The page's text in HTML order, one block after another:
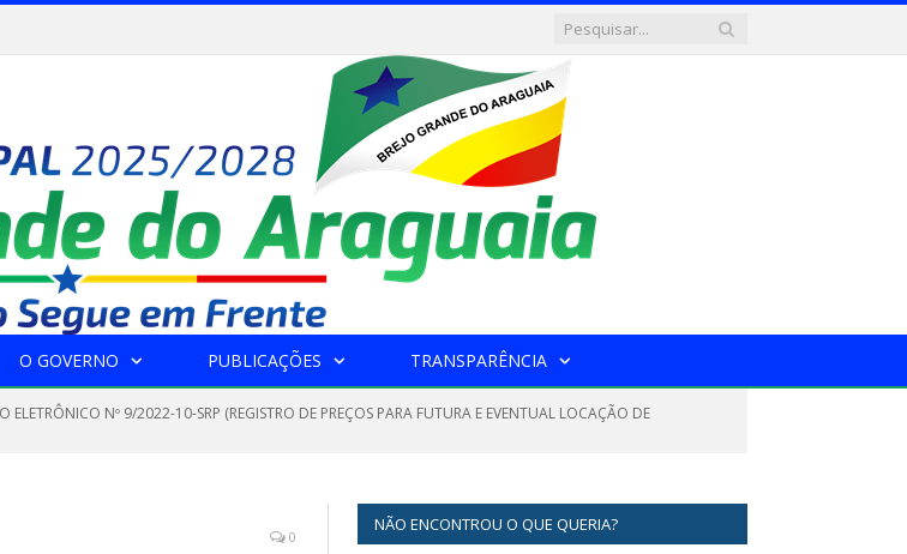
O GOVERNO PUBLICAÇÕES TRANSPARÊNCIA
ELETRÔNICO Nº 9/2022-10-SRP (REGISTRO DE PREÇOS PARA FUTURA E EVENTUAL LOCAÇÃO DE
0
NÃO ENCONTROU O QUE QUERIA?